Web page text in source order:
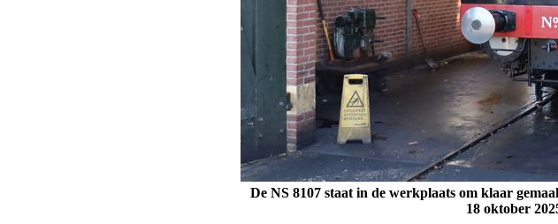
De NS 8107staat in de werkplaats om klaar
18 oktober